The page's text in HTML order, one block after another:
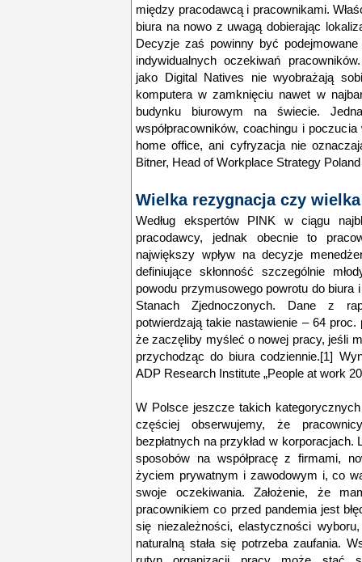
między pracodawcą i pracownikami.
biura na nowo z uwagą dobierając
Decyzje zaś powinny być
indywidualnych oczekiwań
jako Digital Natives nie wyobrażają
komputera w zamknięciu nawet w
budynku biurowym na świecie.
współpracowników, coachingu i
home office, ani cyfryzacja nie
Bitner, Head of Workplace Strategy
Wielka rezygnacja czy
Według ekspertów PINK w ciągu
pracodawcy, jednak obecnie to
największy wpływ na decyzje
definiujące skłonność szczególnie
powodu przymusowego powrotu do biura
Stanach Zjednoczonych. Dane z
potwierdzają takie nastawienie – 64
że zaczęliby myśleć o nowej pracy, jeśli
przychodząc do biura codziennie.[1]
ADP Research Institute „People at work
W Polsce jeszcze takich
częściej obserwujemy, że
bezpłatnych na przykład w
sposobów na współpracę z firmami,
życiem prywatnym i zawodowym i, co
swoje oczekiwania. Założenie, że
pracownikiem co przed pandemia jest
się niezależności, elastyczności
naturalną stała się potrzeba zaufania.